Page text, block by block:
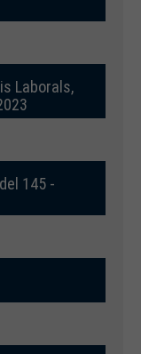
Laborals,
145 -